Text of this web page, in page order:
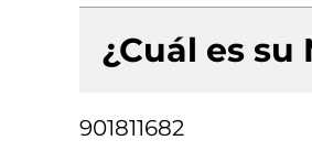
¿Cuál es su
901811682